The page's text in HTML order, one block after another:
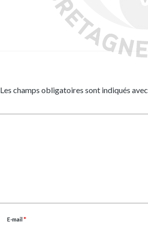
Les champs obligatoires sont indiqués avec
E-mail *